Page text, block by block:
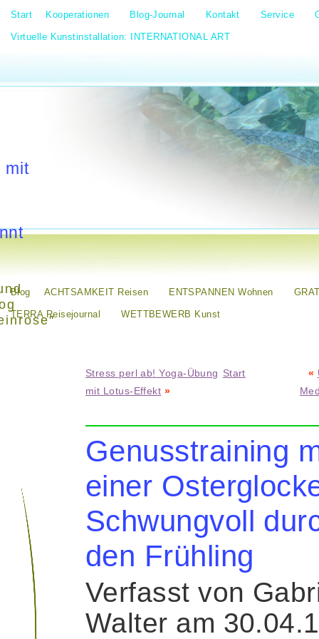
Start Kooperationen Blog-Journal Kontakt Service
Virtuelle Kunstinstallation: INTERNATIONAL ART
mit
Blog ACHTSAMKEIT Reisen ENTSPANNEN Wohnen
TERRA Reisejournal WETTBEWERB Kunst
Stress perl ab! Yoga-Übung
mit Lotus-Effekt »
Start «
Genusstraining
einer
Schwungvoll
den Frühling
Verfasst von
Walter am